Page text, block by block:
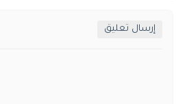
إرسال تعليق